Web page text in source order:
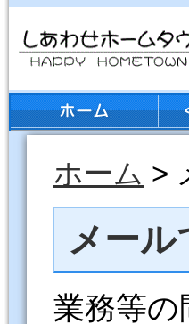
ホーム >
メール
業務等